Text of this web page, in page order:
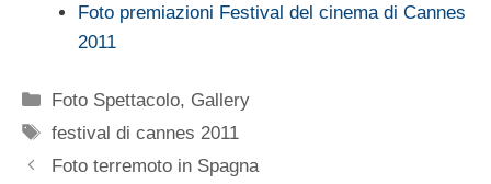
Foto premiazioni Festival del cinema di Cannes
2011
Categorie
Foto Spettacolo, Gallery
Tag
festival di cannes 2011
Foto terremoto in Spagna